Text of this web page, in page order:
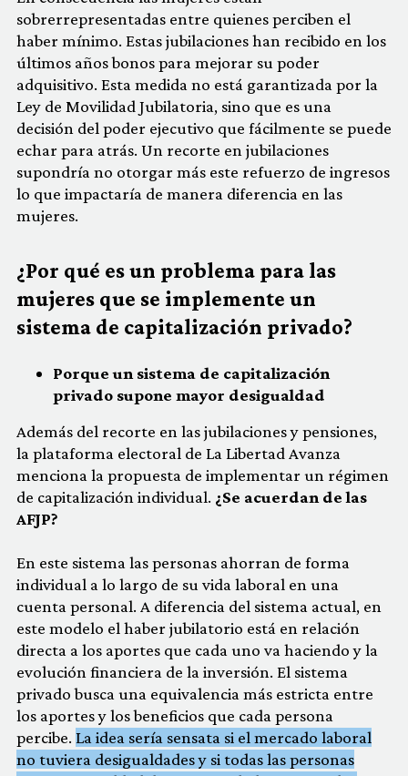
sobrerrepresentadas entre quienes perciben el
haber mínimo. Estas jubilaciones han recibido en los
últimos años bonos para mejorar su poder
adquisitivo. Esta medida no está garantizada por la
Ley de Movilidad Jubilatoria, sino que es una
decisión del poder ejecutivo que fácilmente se puede
echar para atrás. Un recorte en jubilaciones
supondría no otorgar más este refuerzo de ingresos
lo que impactaría de manera diferencia en las
mujeres.
¿Por qué es un problema para las
mujeres que se implemente un
sistema de capitalización privado?
Porque un sistema de capitalización
privado supone mayor desigualdad
Además del recorte en las jubilaciones y pensiones,
la plataforma electoral de La Libertad Avanza
menciona la propuesta de implementar un régimen
de capitalización individual. ¿Se acuerdan de las
AFJP?
En este sistema las personas ahorran de forma
individual a lo largo de su vida laboral en una
cuenta personal. A diferencia del sistema actual, en
este modelo el haber jubilatorio está en relación
directa a los aportes que cada uno va haciendo y la
evolución financiera de la inversión. El sistema
privado busca una equivalencia más estricta entre
los aportes y los beneficios que cada persona
percibe. La idea sería sensata si el mercado laboral
no tuviera desigualdades y si todas las personas